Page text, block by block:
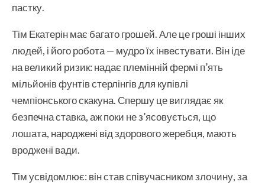
пастку.
Тім Екатерін має багато грошей. Але це гроші інших
людей, і його робота — мудро їх інвестувати. Він іде
на великий ризик: надає племінній фермі п’ять
мільйонів фунтів стерлінгів для купівлі
чемпіонського скакуна. Спершу це виглядає як
безпечна ставка, аж поки не з’ясовується, що
лошата, народжені від здорового жеребця, мають
вроджені вади.
Тім усвідомлює: він став співучасником злочину, за